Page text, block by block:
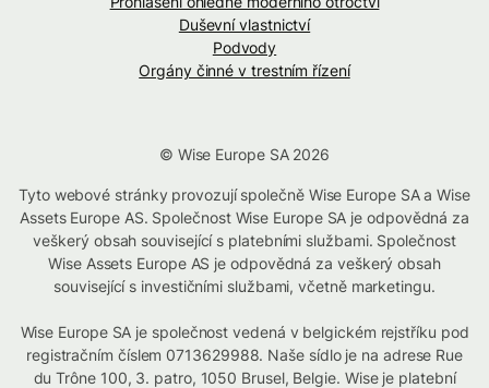
Duševní vlastnictví
Podvody
Orgány činné v trestním řízení
© Wise Europe SA 2026
Tyto webové stránky provozují společně Wise Europe SA a Wise
Assets Europe AS. Společnost Wise Europe SA je odpovědná za
veškerý obsah související s platebními službami. Společnost
Wise Assets Europe AS je odpovědná za veškerý obsah
související s investičními službami, včetně marketingu.
Wise Europe SA je společnost vedená v belgickém rejstříku pod
registračním číslem 0713629988. Naše sídlo je na adrese Rue
du Trône 100, 3. patro, 1050 Brusel, Belgie. Wise je platební